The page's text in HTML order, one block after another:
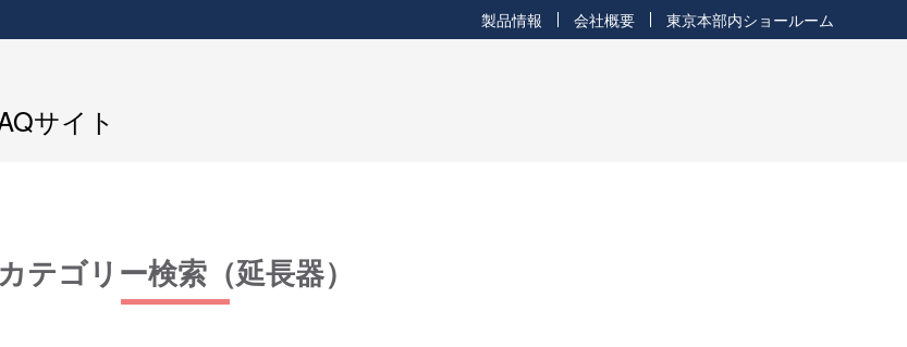
サイト
製品情報 会社概要 東京本部内ショールーム
カテゴリー検索（延長器）